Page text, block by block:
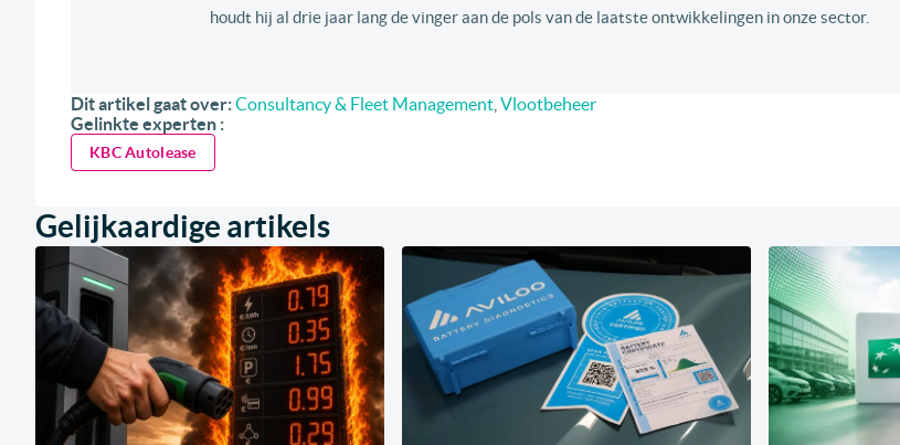
houdt hij al drie jaar lang de vinger aan de pols van de laatste ontwikkelingen in onze sector.
Dit artikel gaat over:Consultancy & Fleet Management Vlootbeheer
Gelinkte experten :
KBC Autolease
Gelijkaardige artikels